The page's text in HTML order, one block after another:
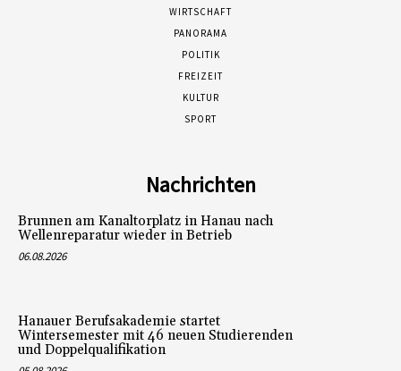
WIRTSCHAFT
PANORAMA
POLITIK
FREIZEIT
KULTUR
SPORT
Nachrichten
Brunnen am Kanaltorplatz in Hanau nach
Wellenreparatur wieder in Betrieb
06.08.2026
Hanauer Berufsakademie startet
Wintersemester mit 46 neuen Studierenden
und Doppelqualifikation